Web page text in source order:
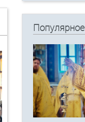
Популярное